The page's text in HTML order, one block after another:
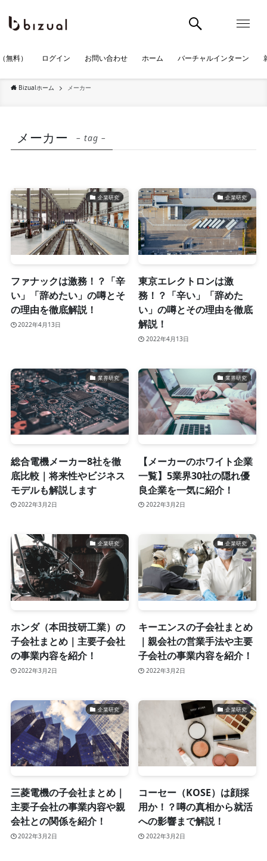
無料） ログイン お問い合わせ ホーム バーチャルインターン
Bizualホーム メーカー
メーカー – tag –
企業研究
ファナックは激務！？「辛
い」「辞めたい」の噂とそ
の理由を徹底解説！
2022年4月13日
企業研究
東京エレクトロンは激
務！？「辛い」「辞めた
い」の噂とその理由を徹底
解説！
2022年4月13日
業界研究
総合電機メーカー8社を徹
底比較｜将来性やビジネス
モデルも解説します
2022年3月2日
業界研究
【メーカーのホワイト企業
一覧】5業界30社の隠れ優
良企業を一気に紹介！
2022年3月2日
企業研究
ホンダ（本田技研工業）の
子会社まとめ｜主要子会社
の事業内容を紹介！
2022年3月2日
企業研究
キーエンスの子会社まとめ
｜親会社の営業手法や主要
子会社の事業内容を紹介！
2022年3月2日
企業研究
三菱電機の子会社まとめ｜
主要子会社の事業内容や親
会社との関係を紹介！
2022年3月2日
企業研究
コーセー（KOSE）は顔採
用か！？噂の真相から就活
への影響まで解説！
2022年3月2日